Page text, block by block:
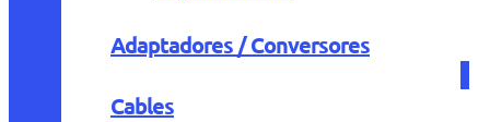
Adaptadores / Conversores
Cables